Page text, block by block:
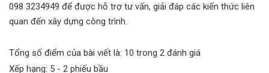
098 3234949 để được hỗ trợ tư vấn, giải đáp các kiến thức liên
quan đến xây dựng công trình.
Tổng số điểm của bài viết là: 10 trong 2 đánh giá
Xếp hạng: 5 - 2 phiếu bầu